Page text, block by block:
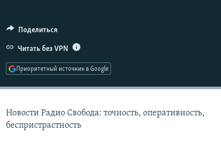
ПОДПИШИТЕСЬ НА РАССЫЛКУ
СОЦИАЛЬНЫЕ СЕТИ
Поделиться
Читать без VPN
Приоритетный источник в Google
Новости Радио Свобода: точность, оперативность,
беспристрастность